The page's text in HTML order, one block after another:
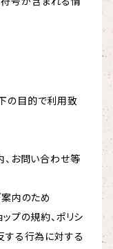
の目的で利用致
、お問い合わせ等
案内のため
ップの規約、ポリシ
する行為に対する